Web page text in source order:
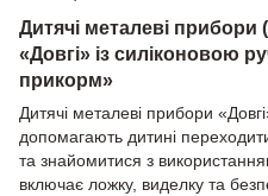
Дитячі металеві прибори
«Довгі» із силіконовою
прикорм»
Дитячі металеві прибори
допомагають дитині
та знайомитися з
включає ложку, виделку та